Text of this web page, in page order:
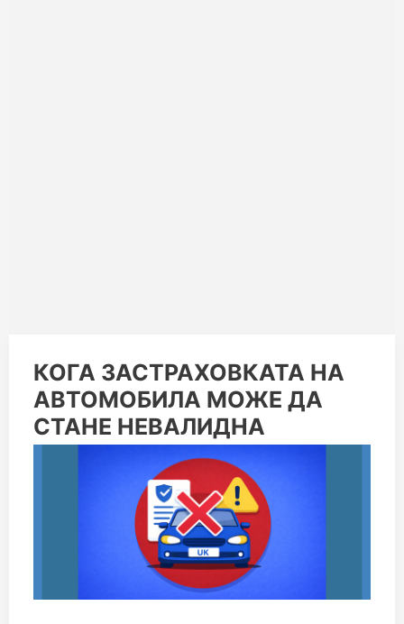
КОГА ЗАСТРАХОВКАТА НА
АВТОМОБИЛА МОЖЕ ДА
СТАНЕ НЕВАЛИДНА
КОГА
ЗАСТРАХОВКАТА
НА
АВТОМОБИЛА
МОЖЕ
ДА
НЕВАЛИДНА